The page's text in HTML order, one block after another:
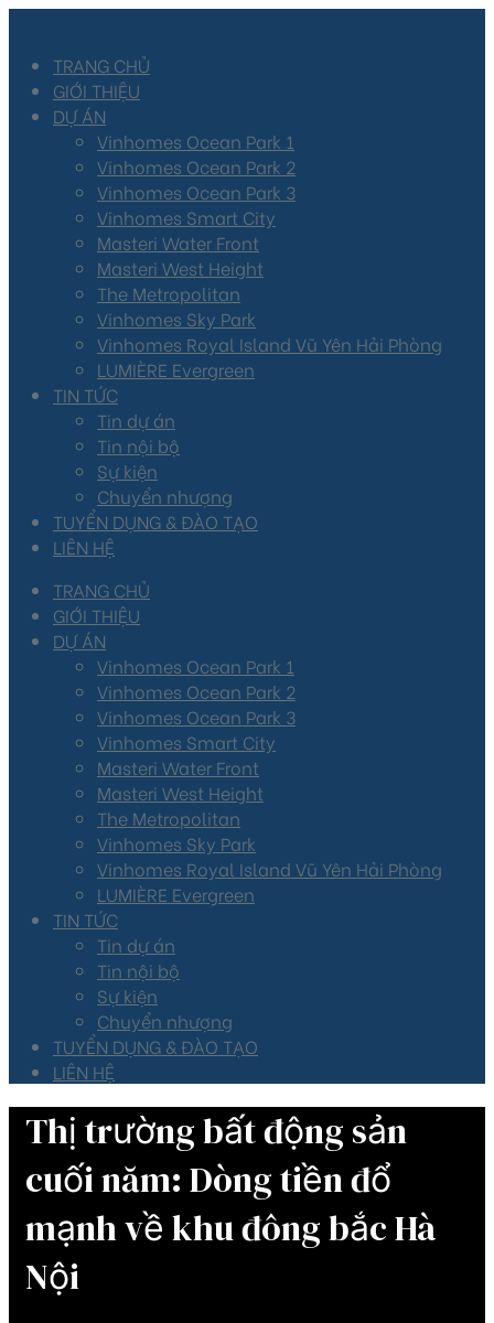
TRANG CHỦ
GIỚI THIỆU
DỰ ÁN
Vinhomes Ocean Park 1
Vinhomes Ocean Park 2
Vinhomes Ocean Park 3
Vinhomes Smart City
Masteri Water Front
Masteri West Height
The Metropolitan
Vinhomes Sky Park
Vinhomes Royal Island Vũ Yên Hải Phòng
LUMIÈRE Evergreen
TIN TỨC
Tin dự án
Tin nội bộ
Sự kiện
Chuyển nhượng
TUYỂN DỤNG & ĐÀO TẠO
LIÊN HỆ
TRANG CHỦ
GIỚI THIỆU
DỰ ÁN
Vinhomes Ocean Park 1
Vinhomes Ocean Park 2
Vinhomes Ocean Park 3
Vinhomes Smart City
Masteri Water Front
Masteri West Height
The Metropolitan
Vinhomes Sky Park
Vinhomes Royal Island Vũ Yên Hải Phòng
LUMIÈRE Evergreen
TIN TỨC
Tin dự án
Tin nội bộ
Sự kiện
Chuyển nhượng
TUYỂN DỤNG & ĐÀO TẠO
LIÊN HỆ
Thị trường bất động sản
cuối năm: Dòng tiền đổ
mạnh về khu đông bắc Hà
Nội